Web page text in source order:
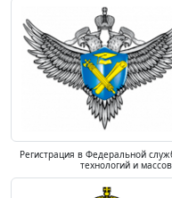
Регистрация в Федеральной
технологий и